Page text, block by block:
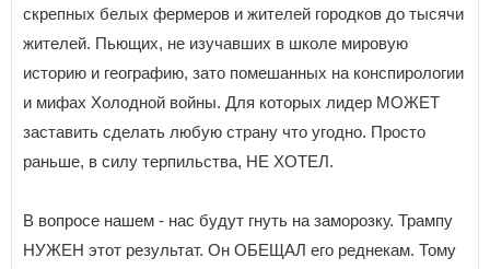
скрепных белых фермеров и жителей городков до тысячи
жителей. Пьющих, не изучавших в школе мировую
историю и географию, зато помешанных на конспирологии
и мифах Холодной войны. Для которых лидер МОЖЕТ
заставить сделать любую страну что угодно. Просто
раньше, в силу терпильства, НЕ ХОТЕЛ.
В вопросе нашем - нас будут гнуть на заморозку. Трампу
НУЖЕН этот результат. Он ОБЕЩАЛ его реднекам. Тому